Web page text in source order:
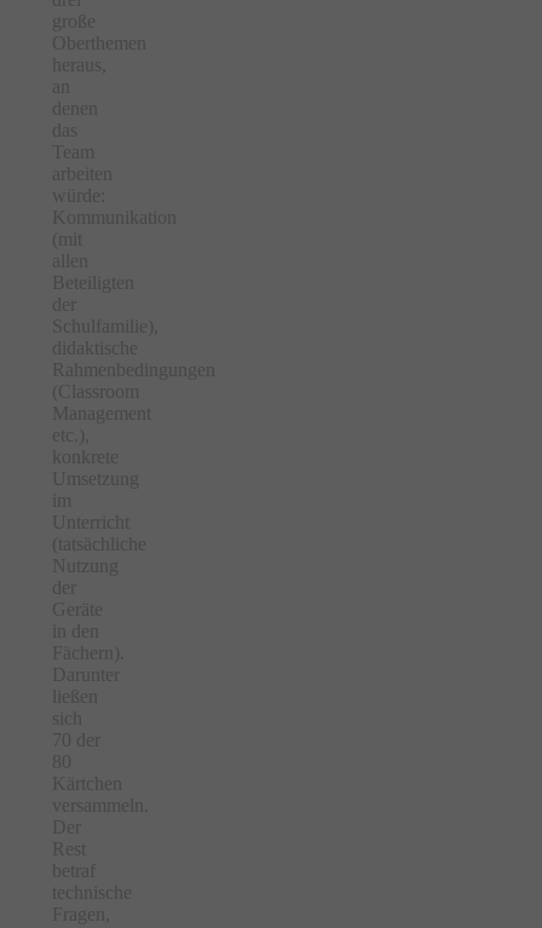
große
Oberthemen
heraus,
an
denen
das
Team
arbeiten
würde:
Kommunikation
(mit
allen
Beteiligten
der
Schulfamilie),
didaktische
Rahmenbedingungen
(Classroom
Management
etc.),
konkrete
Umsetzung
im
Unterricht
(tatsächliche
Nutzung
der
Geräte
in den
Fächern).
Darunter
ließen
sich
70 der
80
Kärtchen
versammeln.
Der
Rest
betraf
technische
Fragen,